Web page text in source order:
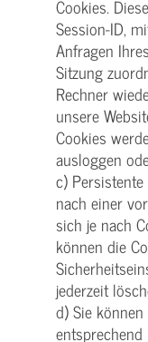
Cookies.
Session-ID,
Anfragen
Sitzung
Rechner
unsere
Cookies
ausloggen
c)
nach einer
sich je nach
können die
jederzeit
d) Sie